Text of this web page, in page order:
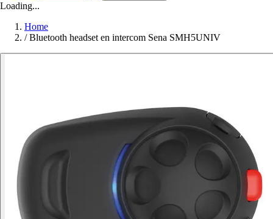
Loading...
Home
/ Bluetooth headset en intercom Sena SMH5UNIV